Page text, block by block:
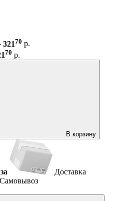
32170 р.
70 р.
В корзину
Доставка
Самовывоз